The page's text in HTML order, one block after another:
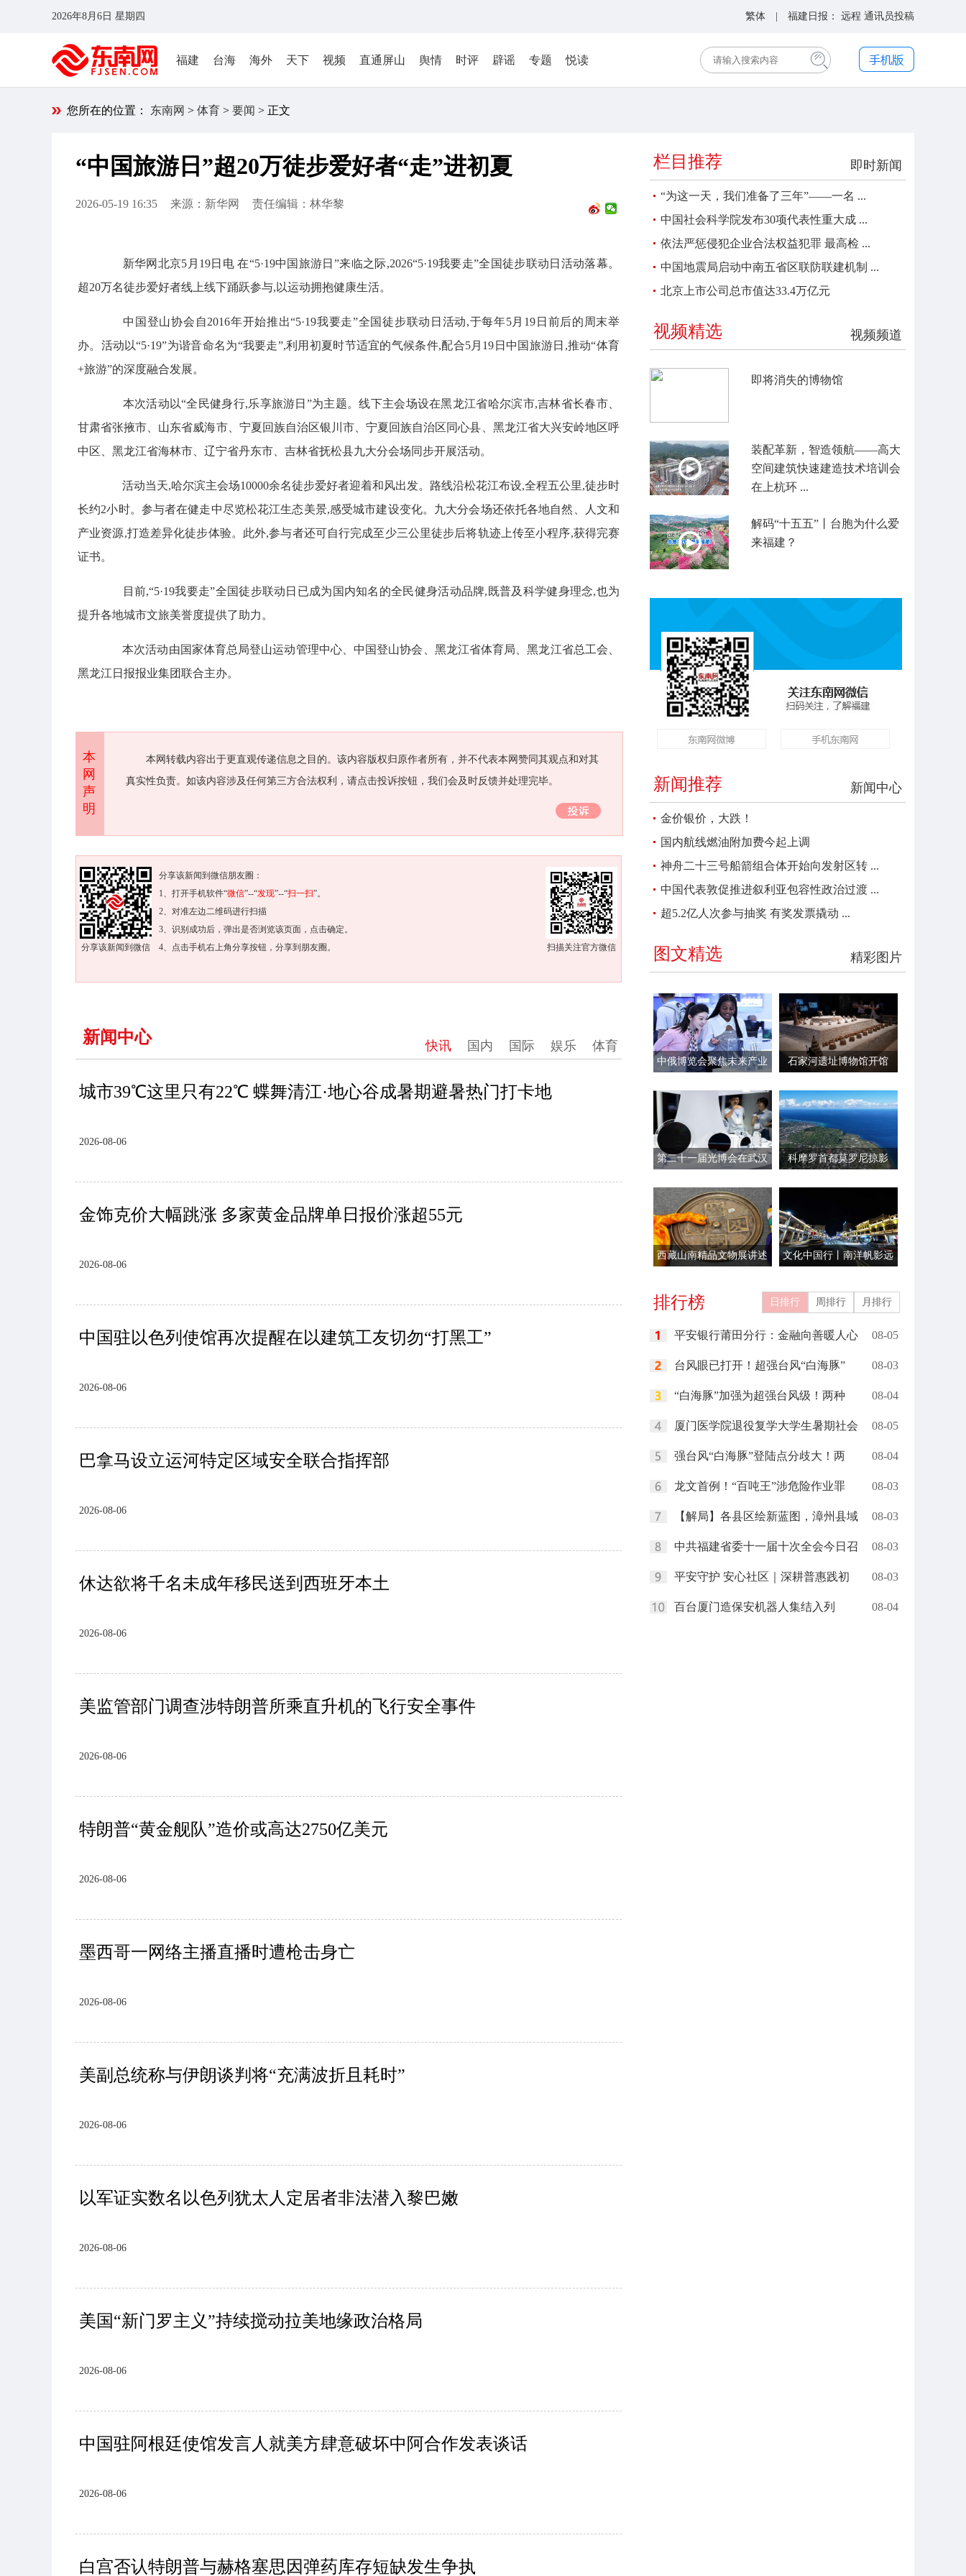
2026年8月6日 星期四 繁体 | 福建日报： 远程 通讯员投稿
福建 台海 海外 天下 视频 直通屏山 舆情 时评 辟谣 专题 悦读
您所在的位置： 东南网 > 体育 > 要闻 > 正文
“中国旅游日”超20万徒步爱好者“走”进初夏
2026-05-19 16:35 来源：新华网 责任编辑：林华黎
新华网北京5月19日电 在“5·19中国旅游日”来临之际,2026“5·19我要走”全国徒步联动日活动落幕。
超20万名徒步爱好者线上线下踊跃参与,以运动拥抱健康生活。
中国登山协会自2016年开始推出“5·19我要走”全国徒步联动日活动,于每年5月19日前后的周末举
办。活动以“5·19”为谐音命名为“我要走”,利用初夏时节适宜的气候条件,配合5月19日中国旅游日,推动“体育
+旅游”的深度融合发展。
本次活动以“全民健身行,乐享旅游日”为主题。线下主会场设在黑龙江省哈尔滨市,吉林省长春市、
甘肃省张掖市、山东省威海市、宁夏回族自治区银川市、宁夏回族自治区同心县、黑龙江省大兴安岭地区呼
中区、黑龙江省海林市、辽宁省丹东市、吉林省抚松县九大分会场同步开展活动。
活动当天,哈尔滨主会场10000余名徒步爱好者迎着和风出发。路线沿松花江布设,全程五公里,徒步时
长约2小时。参与者在健走中尽览松花江生态美景,感受城市建设变化。九大分会场还依托各地自然、人文和
产业资源,打造差异化徒步体验。此外,参与者还可自行完成至少三公里徒步后将轨迹上传至小程序,获得完赛
证书。
目前,“5·19我要走”全国徒步联动日已成为国内知名的全民健身活动品牌,既普及科学健身理念,也为
提升各地城市文旅美誉度提供了助力。
本次活动由国家体育总局登山运动管理中心、中国登山协会、黑龙江省体育局、黑龙江省总工会、
黑龙江日报报业集团联合主办。
本
网
声
明
本网转载内容出于更直观传递信息之目的。该内容版权归原作者所有，并不代表本网赞同其观点和对其
真实性负责。如该内容涉及任何第三方合法权利，请点击投诉按钮，我们会及时反馈并处理完毕。
扫描关注官方微信
分享该新闻到微信
分享该新闻到微信朋友圈：
1、打开手机软件“微信”--“发现”--“扫一扫”。
2、对准左边二维码进行扫描
3、识别成功后，弹出是否浏览该页面，点击确定。
4、点击手机右上角分享按钮，分享到朋友圈。
新闻中心 快讯 国内 国际 娱乐 体育
城市39℃这里只有22℃ 蝶舞清江·地心谷成暑期避暑热门打卡地
2026-08-06
金饰克价大幅跳涨 多家黄金品牌单日报价涨超55元
2026-08-06
中国驻以色列使馆再次提醒在以建筑工友切勿“打黑工”
2026-08-06
巴拿马设立运河特定区域安全联合指挥部
2026-08-06
休达欲将千名未成年移民送到西班牙本土
2026-08-06
美监管部门调查涉特朗普所乘直升机的飞行安全事件
2026-08-06
特朗普“黄金舰队”造价或高达2750亿美元
2026-08-06
墨西哥一网络主播直播时遭枪击身亡
2026-08-06
美副总统称与伊朗谈判将“充满波折且耗时”
2026-08-06
以军证实数名以色列犹太人定居者非法潜入黎巴嫩
2026-08-06
美国“新门罗主义”持续搅动拉美地缘政治格局
2026-08-06
中国驻阿根廷使馆发言人就美方肆意破坏中阿合作发表谈话
2026-08-06
白宫否认特朗普与赫格塞思因弹药库存短缺发生争执
即时新闻
栏目推荐
“为这一天，我们准备了三年”——一名 ...
中国社会科学院发布30项代表性重大成 ...
依法严惩侵犯企业合法权益犯罪 最高检 ...
中国地震局启动中南五省区联防联建机制 ...
北京上市公司总市值达33.4万亿元
视频频道
视频精选
即将消失的博物馆
装配革新，智造领航——高大
空间建筑快速建造技术培训会
在上杭环 ...
解码“十五五”丨台胞为什么爱
来福建？
新闻中心
新闻推荐
金价银价，大跌！
国内航线燃油附加费今起上调
神舟二十三号船箭组合体开始向发射区转 ...
中国代表敦促推进叙利亚包容性政治过渡 ...
超5.2亿人次参与抽奖 有奖发票撬动 ...
精彩图片
图文精选
中俄博览会聚焦未来产业 石家河遗址博物馆开馆
第二十一届光博会在武汉
科摩罗首都莫罗尼掠影
西藏山南精品文物展讲述
文化中国行丨南洋帆影远
排行榜 日排行 周排行 月排行
平安银行莆田分行：金融向善暖人心 08-05
台风眼已打开！超强台风“白海豚” 08-03
“白海豚”加强为超强台风级！两种 08-04
厦门医学院退役复学大学生暑期社会 08-05
强台风“白海豚”登陆点分歧大！两 08-04
龙文首例！“百吨王”涉危险作业罪 08-03
【解局】各县区绘新蓝图，漳州县域 08-03
中共福建省委十一届十次全会今日召 08-03
平安守护 安心社区｜深耕普惠践初 08-03
百台厦门造保安机器人集结入列 08-04